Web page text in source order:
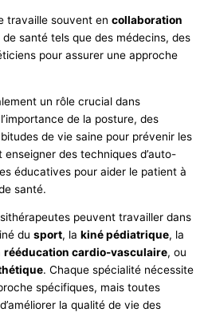
travaille souvent en collaboration
santé tels que des médecins, des
pour assurer une approche
un rôle crucial dans
de la posture, des
de vie saine pour prévenir les
des techniques d’auto-
éducatives pour aider le patient à
santé.
peuvent travailler dans
du sport, la kiné pédiatrique, la
rééducation cardio-vasculaire, ou
. Chaque spécialité nécessite
spécifiques, mais toutes
la qualité de vie des